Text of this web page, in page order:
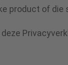
product of die